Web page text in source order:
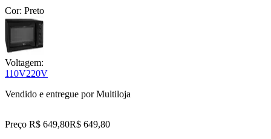
Cor: Preto
Voltagem:
110V220V
Vendido e entregue por Multiloja
Preço R$ 649,80R$ 649,80